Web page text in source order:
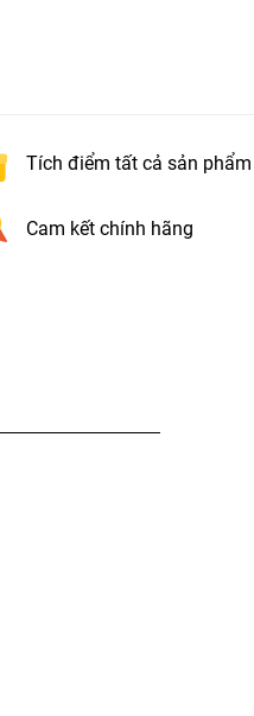
Tích điểm tất cả sản phẩm
Cam kết chính hãng